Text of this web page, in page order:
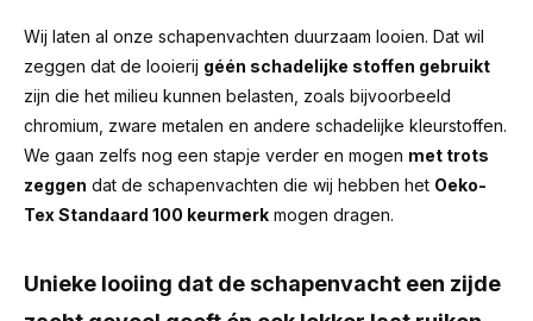
Wij laten al onze schapenvachten duurzaam looien. Dat wil
zeggen dat de looierij géén schadelijke stoffen gebruikt
zijn die het milieu kunnen belasten, zoals bijvoorbeeld
chromium, zware metalen en andere schadelijke kleurstoffen.
We gaan zelfs nog een stapje verder en mogen met trots
zeggen dat de schapenvachten die wij hebben het Oeko-
Tex Standaard 100 keurmerk mogen dragen.
Unieke looiing dat de schapenvacht een zijde